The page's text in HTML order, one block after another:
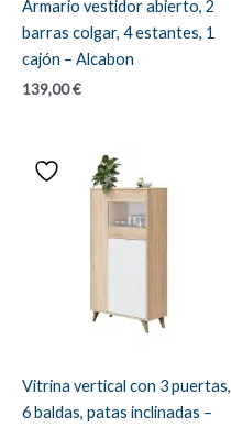
Armario vestidor abierto, 2
barras colgar, 4 estantes, 1
cajón – Alcabon
139,00€
Vitrina vertical con 3 puertas,
6 baldas, patas inclinadas –